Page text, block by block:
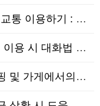
Public Transpor…
when …
대처법 : Dealing with…